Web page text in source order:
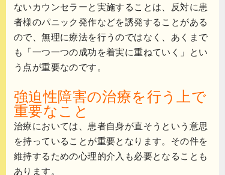
ないカウンセラーと実施することは、反対に患
者様のパニック発作などを誘発することがある
ので、無理に療法を行うのではなく、あくまで
も「一つ一つの成功を着実に重ねていく」とい
う点が重要なのです。
強迫性障害の治療を行う上で
重要なこと
治療においては、患者自身が直そうという意思
を持っていることが重要となります。その件を
維持するための心理的介入も必要となることも
あります。